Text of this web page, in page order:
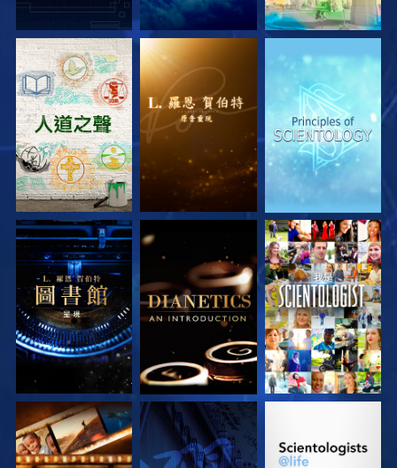
探索系列節目 探索系列節目 探索系列節目
探索系列節目 探索系列節目 觀看
探索系列節目 觀看 探索系列節目